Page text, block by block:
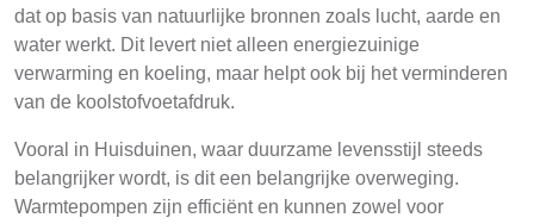
dat op basis van natuurlijke bronnen zoals lucht, aarde en
water werkt. Dit levert niet alleen energiezuinige
verwarming en koeling, maar helpt ook bij het verminderen
van de koolstofvoetafdruk.
Vooral in Huisduinen, waar duurzame levensstijl steeds
belangrijker wordt, is dit een belangrijke overweging.
Warmtepompen zijn efficiënt en kunnen zowel voor